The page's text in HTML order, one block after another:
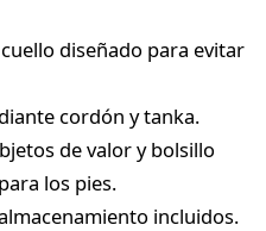
diseñado para evitar
cordón y tanka.
de valor y bolsillo
los pies.
incluidos.